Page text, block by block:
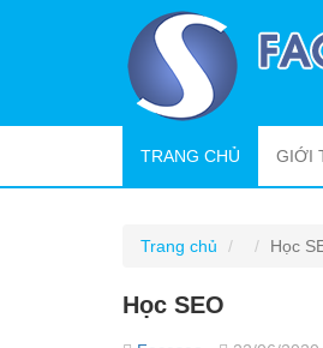
TRANG CHỦ GIỚI
Trang chủ Học
Học SEO